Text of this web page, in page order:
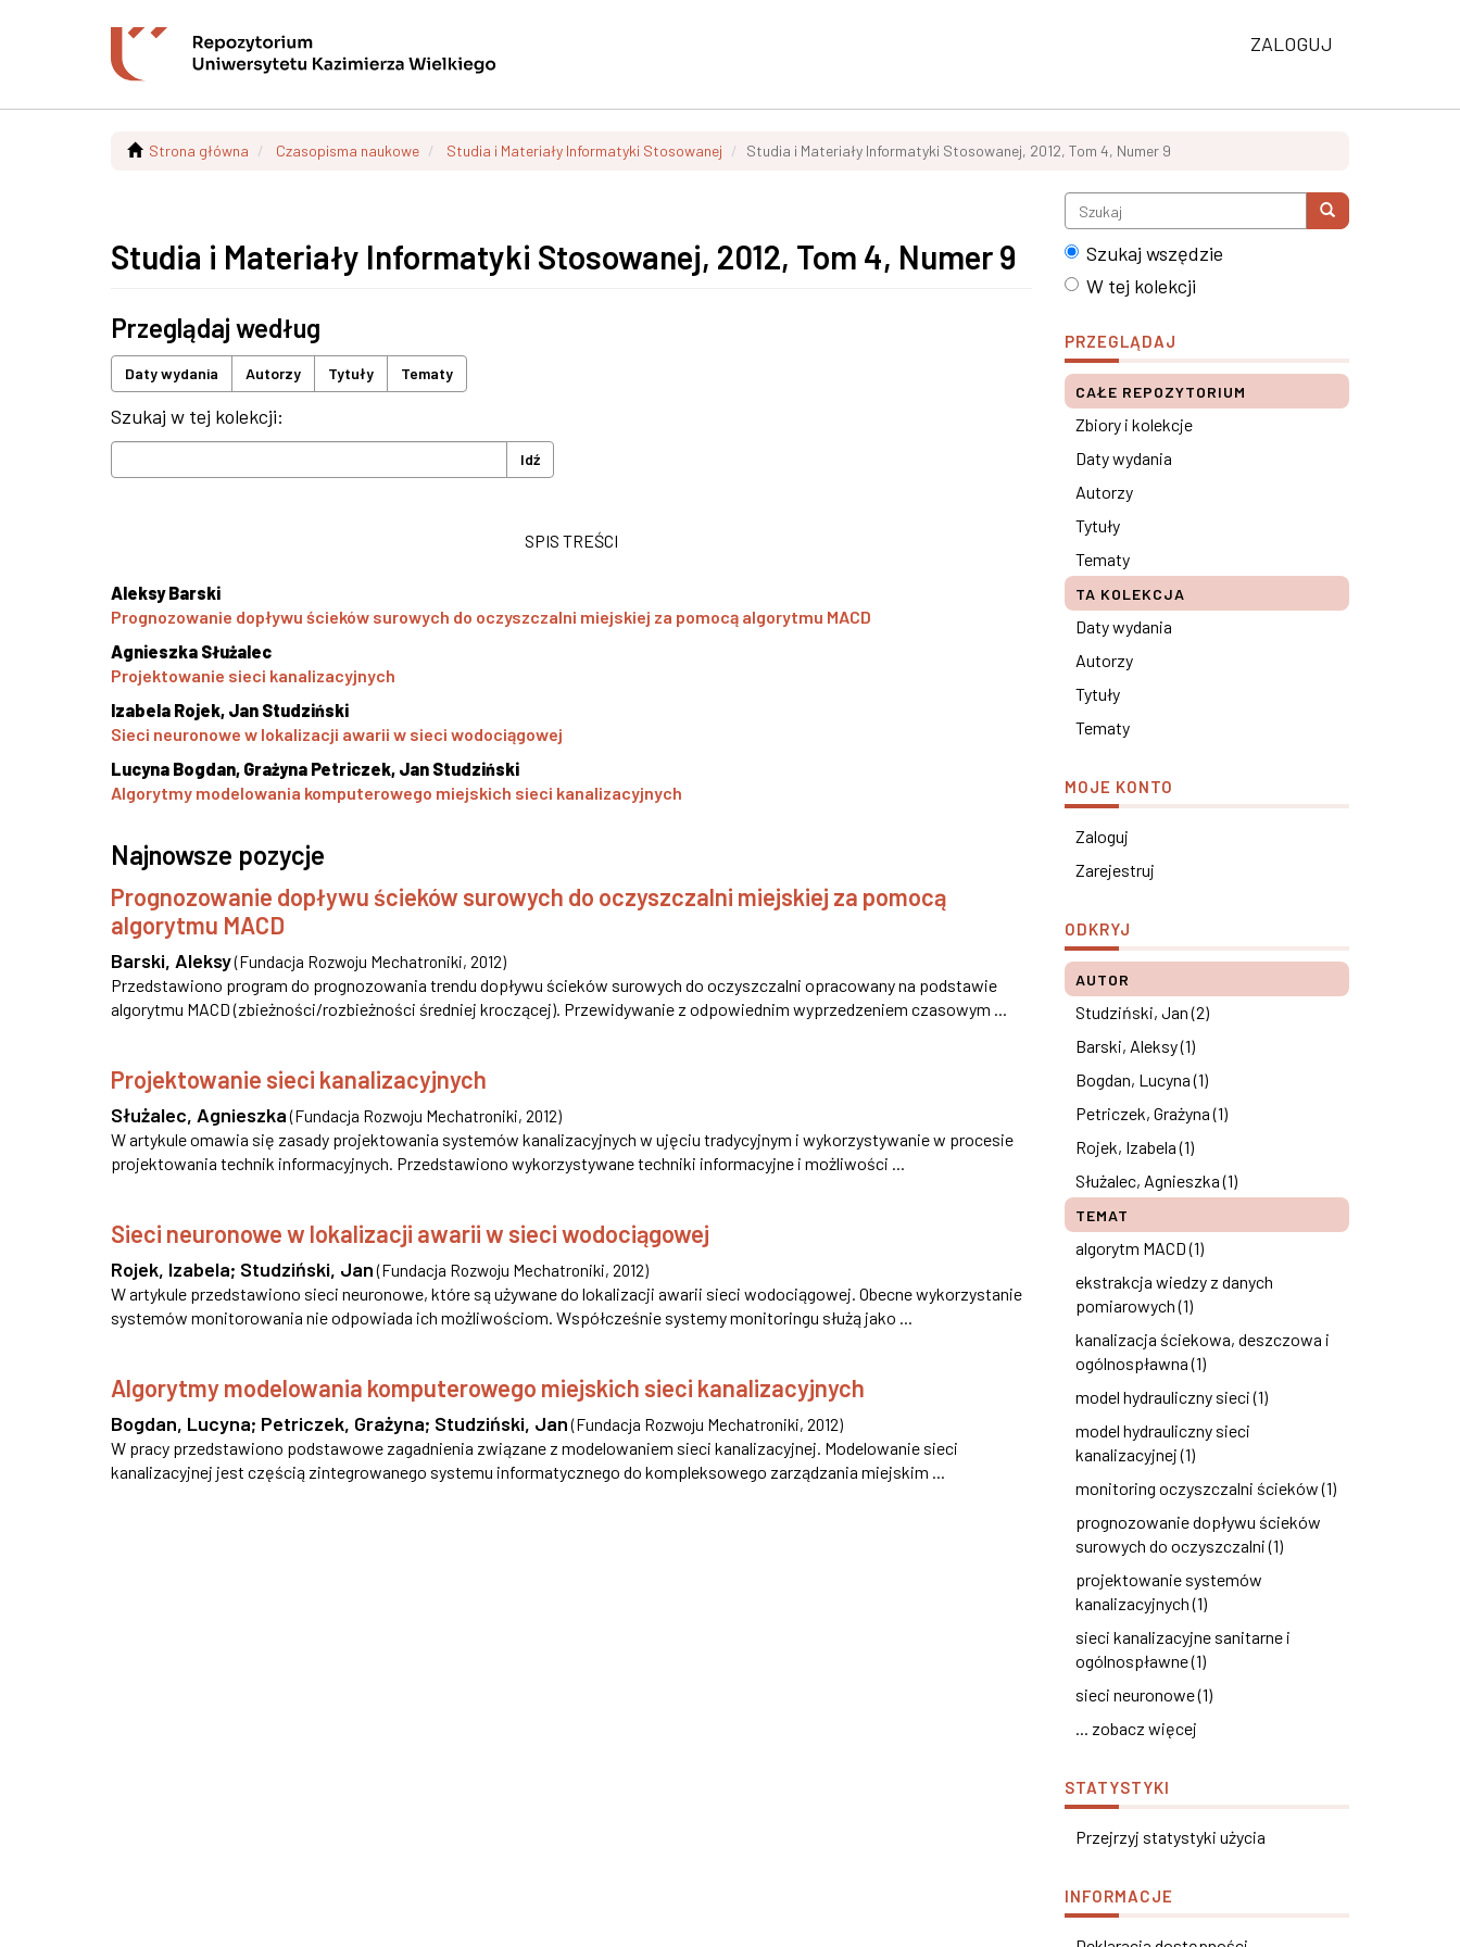
ZALOGUJ
Strona główna Czasopisma naukowe Studia i Materiały Informatyki Stosowanej Studia i Materiały Informatyki Stosowanej, 2012, Tom 4, Numer 9
Studia i Materiały Informatyki Stosowanej, 2012, Tom 4, Numer 9
Przeglądaj według
Daty wydania Autorzy Tytuły Tematy
Szukaj w tej kolekcji:
Idź
SPIS TREŚCI
Aleksy Barski
Prognozowanie dopływu ścieków surowych do oczyszczalni miejskiej za pomocą algorytmu MACD
Agnieszka Służalec
Projektowanie sieci kanalizacyjnych
Izabela Rojek, Jan Studziński
Sieci neuronowe w lokalizacji awarii w sieci wodociągowej
Lucyna Bogdan, Grażyna Petriczek, Jan Studziński
Algorytmy modelowania komputerowego miejskich sieci kanalizacyjnych
Najnowsze pozycje
Prognozowanie dopływu ścieków surowych do oczyszczalni miejskiej za pomocą
algorytmu MACD
Barski, Aleksy(Fundacja Rozwoju Mechatroniki, 2012)
Przedstawiono program do prognozowania trendu dopływu ścieków surowych do oczyszczalni opracowany na podstawie
algorytmu MACD (zbieżności/rozbieżności średniej kroczącej). Przewidywanie z odpowiednim wyprzedzeniem czasowym ...
Projektowanie sieci kanalizacyjnych
Służalec, Agnieszka (Fundacja Rozwoju Mechatroniki, 2012)
W artykule omawia się zasady projektowania systemów kanalizacyjnych w ujęciu tradycyjnym i wykorzystywanie w procesie
projektowania technik informacyjnych. Przedstawiono wykorzystywane techniki informacyjne i możliwości ...
Sieci neuronowe w lokalizacji awarii w sieci wodociągowej
Rojek, Izabela; Studziński, Jan (Fundacja Rozwoju Mechatroniki, 2012)
W artykule przedstawiono sieci neuronowe, które są używane do lokalizacji awarii sieci wodociągowej. Obecne wykorzystanie
systemów monitorowania nie odpowiada ich możliwościom. Współcześnie systemy monitoringu służą jako ...
Algorytmy modelowania komputerowego miejskich sieci kanalizacyjnych
Bogdan, Lucyna; Petriczek, Grażyna; Studziński, Jan (Fundacja Rozwoju Mechatroniki, 2012)
W pracy przedstawiono podstawowe zagadnienia związane z modelowaniem sieci kanalizacyjnej. Modelowanie sieci
kanalizacyjnej jest częścią zintegrowanego systemu informatycznego do kompleksowego zarządzania miejskim ...
Szukaj wszędzie
W tej kolekcji
PRZEGLĄDAJ
CAŁE REPOZYTORIUM
Zbiory i kolekcje
Daty wydania
Autorzy
Tytuły
Tematy
TA KOLEKCJA
Daty wydania
Autorzy
Tytuły
Tematy
MOJE KONTO
Zaloguj
Zarejestruj
ODKRYJ
AUTOR
Studziński, Jan (2)
Barski, Aleksy (1)
Bogdan, Lucyna (1)
Petriczek, Grażyna (1)
Rojek, Izabela (1)
Służalec, Agnieszka (1)
TEMAT
algorytm MACD (1)
ekstrakcja wiedzy z danych
pomiarowych (1)
kanalizacja ściekowa, deszczowa i
ogólnospławna (1)
model hydrauliczny sieci (1)
model hydrauliczny sieci
kanalizacyjnej (1)
monitoring oczyszczalni ścieków (1)
prognozowanie dopływu ścieków
surowych do oczyszczalni (1)
projektowanie systemów
kanalizacyjnych (1)
sieci kanalizacyjne sanitarne i
ogólnospławne (1)
sieci neuronowe (1)
... zobacz więcej
STATYSTYKI
Przejrzyj statystyki użycia
INFORMACJE